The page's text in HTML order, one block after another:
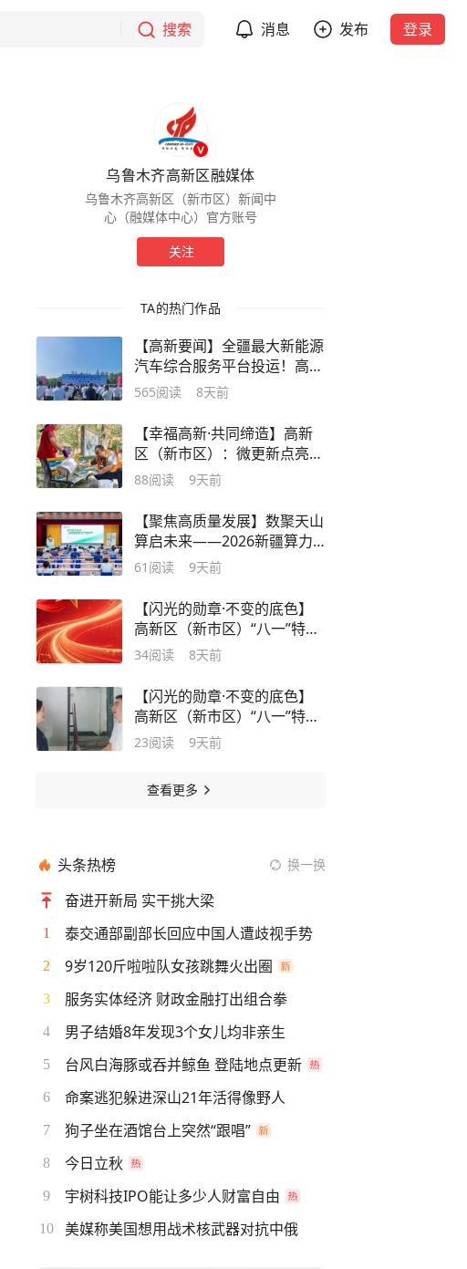
搜索 消息 发布 登录
乌鲁木齐高新区融媒体
乌鲁木齐高新区（新市区）新闻中
心（融媒体中心）官方账号
关注
TA的热门作品
【高新要闻】全疆最大新能源
汽车综合服务平台投运！高新
区（新市区）再添绿色低碳新
565阅读 8天前
【幸福高新·共同缔造】高新
区（新市区）：微更新点亮街
巷，家园美幸福升温
88阅读 9天前
【聚焦高质量发展】数聚天山
算启未来——2026新疆算力
生态场景应用交流会在乌鲁木
61 阅读 9天前
【闪光的勋章·不变的底色】
高新区（新市区）“八一”特别
报道丨社区里的“兵”书记——
34阅读 8天前
【闪光的勋章·不变的底色】
高新区（新市区）“八一”特别
报道丨从热力职工到社区“管
23阅读 9天前
查看更多
头条热榜 换一换
奋进开新局 实干挑大梁
1 泰交通部副部长回应中国人遭歧视手势
2 9岁120斤啦啦队女孩跳舞火出圈
3 服务实体经济 财政金融打出组合拳
4 男子结婚8年发现3个女儿均非亲生
5 台风白海豚或吞并鲸鱼 登陆地点更新
6 命案逃犯躲进深山21年活得像野人
7 狗子坐在酒馆台上突然“跟唱”
8 今日立秋
9 宇树科技IPO能让多少人财富自由
10 美媒称美国想用战术核武器对抗中俄